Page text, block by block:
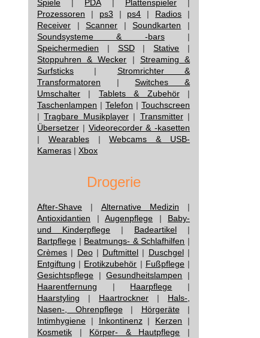
Spiele | PDA| Plattenspieler|
Prozessoren | ps3 | ps4 | Radios |
Receiver |Scanner |Soundkarten |
Soundsysteme & -bars|
Speichermedien | SSD|Stative |
Stoppuhren & Wecker | Streaming &
Surfsticks | Stromrichter &
Transformatoren |Switches &
Umschalter | Tablets & Zubehör|
Taschenlampen | Telefon | Touchscreen
|Tragbare Musikplayer| Transmitter|
Übersetzer | Videorecorder & -kasetten
| Wearables|Webcams & USB-
Kameras | Xbox
Drogerie
After-Shave | Alternative Medizin |
Antioxidantien | Augenpflege | Baby-
und Kinderpflege | Badeartikel |
Bartpflege | Beatmungs- & Schlafhilfen |
Crèmes | Deo| Duftmittel | Duschgel|
Entgiftung | Erotikzubehör | Fußpflege|
Gesichtspflege |Gesundheitslampen |
Haarentfernung | Haarpflege |
Haarstyling | Haartrockner | Hals-,
Nasen-, Ohrenpflege| Hörgeräte|
Intimhygiene | Inkontinenz| Kerzen |
Kosmetik | Körper- & Hautpflege |